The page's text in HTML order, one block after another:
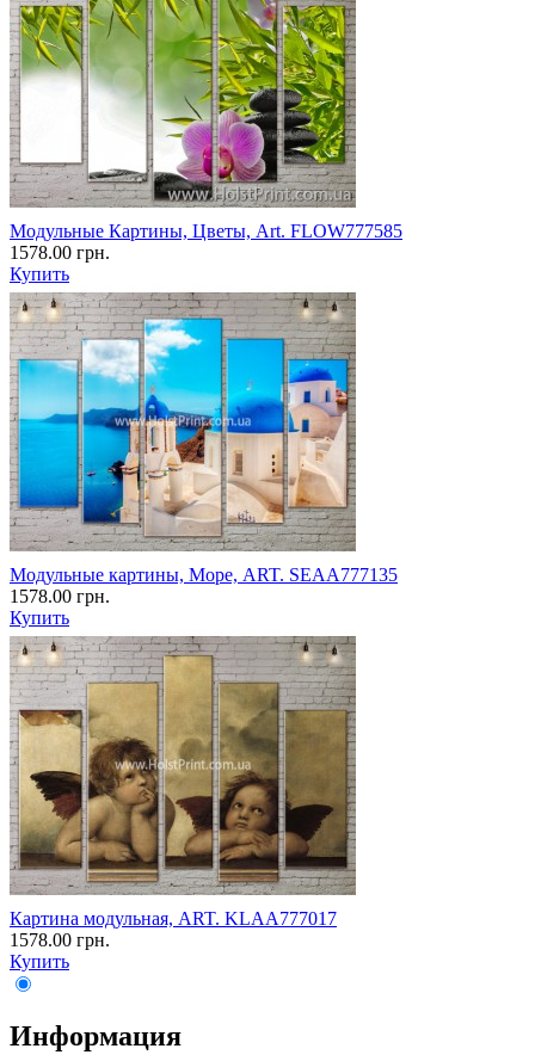
Модульные Картины, Цветы, Art. FLOW777585
1578.00 грн.
Купить
Модульные картины, Море, ART. SEAA777135
1578.00 грн.
Купить
Картина модульная, ART. KLAA777017
1578.00 грн.
Купить
Информация